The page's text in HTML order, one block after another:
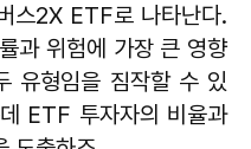
스2X ETF로 나타난다.
과 위험에 가장 큰 영향
유형임을 짐작할 수 있
ETF 투자자의 비율과